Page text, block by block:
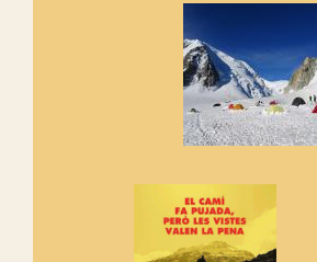
cosa hem de fer...
Els Centpeus signen
Manifest a favor dels
adhereix-te al manifest!
Rebem un diploma dels